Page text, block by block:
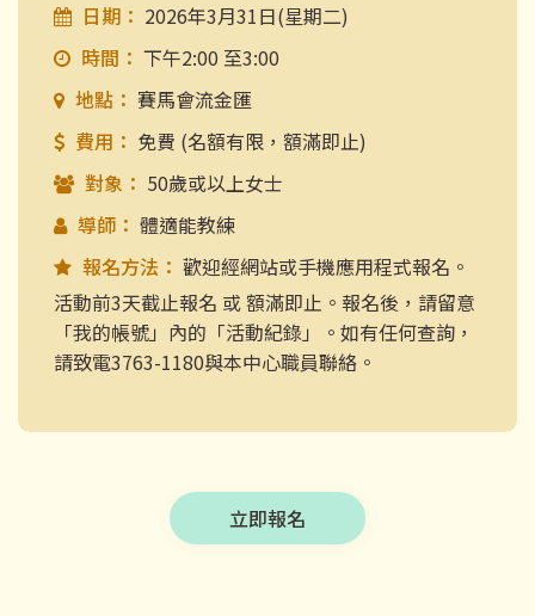
日期： 2026年3月31日(星期二)
時間： 下午2:00 至3:00
地點： 賽馬會流金匯
費用： 免費 (名額有限，額滿即止)
對象： 50歲或以上女士
導師： 體適能教練
報名方法： 歡迎經網站或手機應用程式報名。
活動前3天截止報名 或 額滿即止。報名後，請留意
「我的帳號」內的「活動紀錄」。如有任何查詢，
請致電3763-1180與本中心職員聯絡。
立即報名